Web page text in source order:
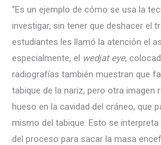
“Es un ejemplo de cómo se usa la
investigar, sin tener que deshacer el
estudiantes les llamó la atención el
especialmente, el wedjat eye,
radiografías también muestran que
tabique de la nariz, pero otra imagen
hueso en la cavidad del cráneo, que
mismo del tabique. Esto se
del proceso para sacar la masa